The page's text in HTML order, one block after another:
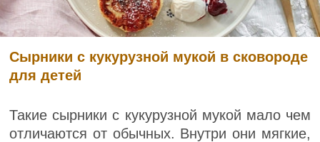
Сырники с кукурузной мукой в сковороде
для детей
Такие сырники с кукурузной мукой мало чем
отличаются от обычных. Внутри они мягкие,